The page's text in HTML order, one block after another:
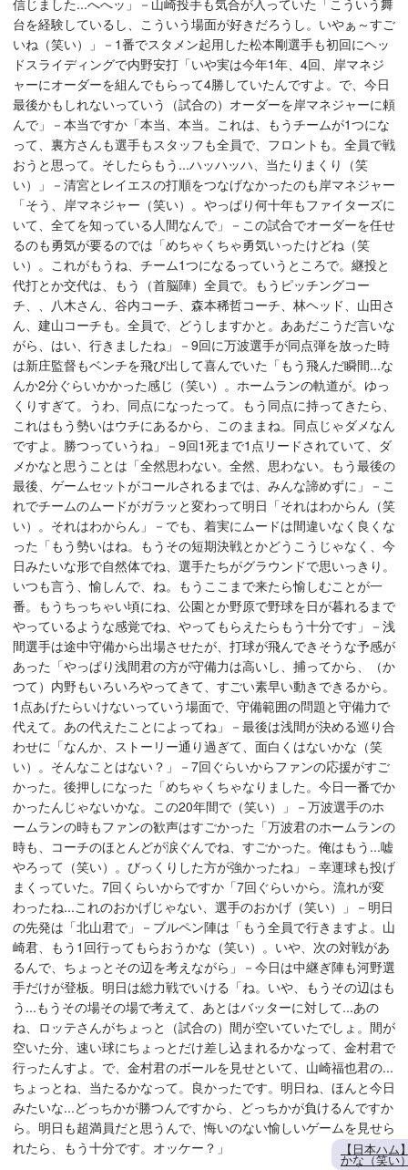
信じました...へへッ」－山崎投手も気合が入っていた「こういう舞
台を経験しているし、こういう場面が好きだろうし。いやぁ～すご
いね（笑い）」－1番でスタメン起用した松本剛選手も初回にヘッ
ドスライディングで内野安打「いや実は今年1年、4回、岸マネジ
ャーにオーダーを組んでもらって4勝していたんですよ。で、今日
最後かもしれないっていう（試合の）オーダーを岸マネジャーに頼
んで」－本当ですか「本当、本当。これは、もうチームが1つにな
って、裏方さんも選手もスタッフも全員で、フロントも。全員で戦
おうと思って。そしたらもう...ハッハッハ、当たりまくり（笑
い）」－清宮とレイエスの打順をつなげなかったのも岸マネジャー
「そう、岸マネジャー（笑い）。やっぱり何十年もファイターズに
いて、全てを知っている人間なんで」－この試合でオーダーを任せ
るのも勇気が要るのでは「めちゃくちゃ勇気いったけどね（笑
い）。これがもうね、チーム1つになるっていうところで。継投と
代打とか交代は、もう（首脳陣）全員で。もうピッチングコー
チ、、八木さん、谷内コーチ、森本稀哲コーチ、林ヘッド、山田さ
ん、建山コーチも。全員で、どうしますかと。ああだこうだ言いな
がら、はい、行きましたね」－9回に万波選手が同点弾を放った時
は新庄監督もベンチを飛び出して喜んでいた「もう飛んだ瞬間...な
んか2分ぐらいかかった感じ（笑い）。ホームランの軌道が。ゆっ
くりすぎて。うわ、同点になったって。もう同点に持ってきたら、
これはもう勢いはウチにあるから、このままね。同点じゃダメなん
ですよ。勝つっていうね」－9回1死まで1点リードされていて、ダ
メかなと思うことは「全然思わない。全然、思わない。もう最後の
最後、ゲームセットがコールされるまでは、みんな諦めずに」－こ
れでチームのムードがガラッと変わって明日「それはわからん（笑
い）。それはわからん」－でも、着実にムードは間違いなく良くな
った「もう勢いはね。もうその短期決戦とかどうこうじゃなく、今
日みたいな形で自然体でね、選手たちがグラウンドで思いっきり。
いつも言う、愉しんで、ね。もうここまで来たら愉しむことが一
番。もうちっちゃい頃にね、公園とか野原で野球を日が暮れるまで
やっているような感覚でね、やってもらえたらもう十分です」－浅
間選手は途中守備から出場させたが、打球が飛んできそうな予感が
あった「やっぱり浅間君の方が守備力は高いし、捕ってから、（か
つて）内野もいろいろやってきて、すごい素早い動きできるから。
1点あげたらいけないっていう場面で、守備範囲の問題と守備力で
代えて。あの代えたことによってね」－最後は浅間が決める巡り合
わせに「なんか、ストーリー通り過ぎて、面白くはないかな（笑
い）。そんなことはない？」－7回ぐらいからファンの応援がすご
かった。後押しになった「めちゃくちゃなりました。今日一番でか
かったんじゃないかな。この20年間で（笑い）」－万波選手のホ
ームランの時もファンの歓声はすごかった「万波君のホームランの
時も、コーチのほとんどが涙ぐんでね、すごかった。俺はもう...嘘
やろって（笑い）。びっくりした方が強かったね」－幸運球も投げ
まくっていた。7回くらいからですか「7回ぐらいから。流れが変
わったね...これのおかげじゃない、選手のおかげ（笑い）」－明日
の先発は「北山君で」－ブルペン陣は「もう全員で行きますよ。山
崎君、もう1回行ってもらおうかな（笑い）。いや、次の対戦があ
るんで、ちょっとその辺を考えながら」－今日は中継ぎ陣も河野選
手だけが登板。明日は総力戦でいける「ね。いや、もうその辺はも
う...もうその場その場で考えて、あとはバッターに対して...あの
ね、ロッテさんがちょっと（試合の）間が空いていたでしょ。間が
空いた分、速い球にちょっとだけ差し込まれるかなって、金村君で
行ったんすよ。で、金村君のボールを見せといて、山崎福也君の...
ちょっとね、当たるかなって。良かったです。明日ね、ほんと今日
みたいな...どっちかが勝つんですから、どっちかが負けるんですか
ら。明日も超満員だと思うんで、悔いのない愉しいゲームを見せら
れたら、もう十分です。オッケー？」
【日本ハ
かな（笑い